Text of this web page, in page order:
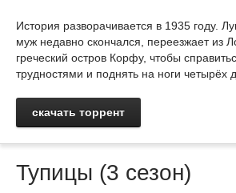
История разворачивается в 1935 году.
муж недавно скончался, переезжает из
греческий остров Корфу, чтобы
трудностями и поднять на ноги четырёх
скачать торрент
Тупицы (3 сезон)